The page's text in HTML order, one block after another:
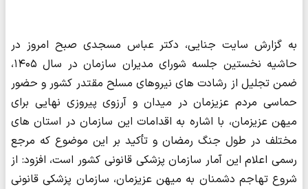
به گزارش سایت جنایی، دکتر عباس مسجدی صبح امروز در
حاشیه نخستین جلسه شورای مدیران سازمان در سال ۱۴۰۵،
ضمن تجلیل از رشادت های نیروهای مسلح مقتدر کشور و حضور
حماسی مردم عزیزمان در میدان و آرزوی پیروزی نهایی برای
میهن عزیزمان، با اشاره به اقدامات این سازمان در استان های
مختلف در طول جنگ رمضان و تأکید بر این موضوع که مرجع
رسمی اعلام این آمار سازمان پزشکی قانونی کشور است، افزود: از
شروع تهاجم دشمنان به میهن عزیزمان، سازمان پزشکی قانونی